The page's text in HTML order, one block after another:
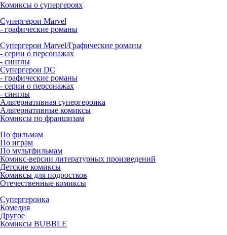
Комиксы о супергероях
Супергерои Marvel
- графические романы
Супергерои Marvel/Графические романы
- серии о персонажах
- синглы
Супергерои DC
- графические романы
- серии о персонажах
- синглы
Альтернативная супергероика
Альтернативные комиксы
Комиксы по франшизам
По фильмам
По играм
По мультфильмам
Комикс-версии литературных произведений
Детские комиксы
Комиксы для подростков
Отечественные комиксы
Супергероика
Комедия
Другое
Комиксы BUBBLE